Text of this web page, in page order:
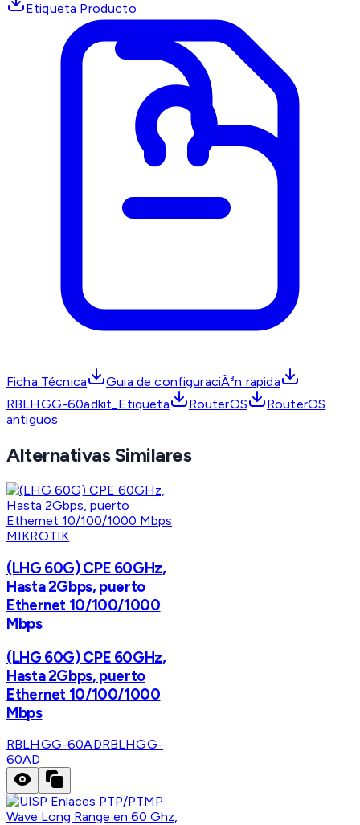
Etiqueta Producto
Ficha Técnica
Guia de configuraciÃ³n rapida
RBLHGG-60adkit_Etiqueta
RouterOS
RouterOS
antiguos
Alternativas Similares
MIKROTIK
(LHG 60G) CPE 60GHz,
Hasta 2Gbps, puerto
Ethernet 10/100/1000
Mbps
(LHG 60G) CPE 60GHz,
Hasta 2Gbps, puerto
Ethernet 10/100/1000
Mbps
RBLHGG-60ADRBLHGG-
60AD